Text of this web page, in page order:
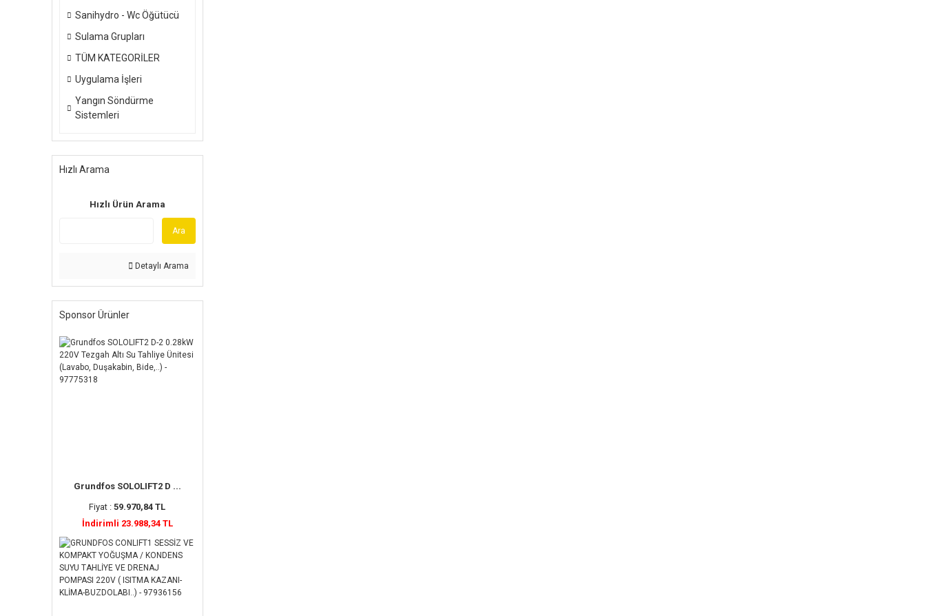
Sanihydro - Wc Öğütücü
Sulama Grupları
TÜM KATEGORİLER
Uygulama İşleri
Yangın Söndürme
Sistemleri
Hızlı Arama
Hızlı Ürün Arama
Ara
Detaylı Arama
Sponsor Ürünler
Grundfos SOLOLIFT2 D ...
Fiyat :59.970,84 TL
İndirimli 23.988,34 TL